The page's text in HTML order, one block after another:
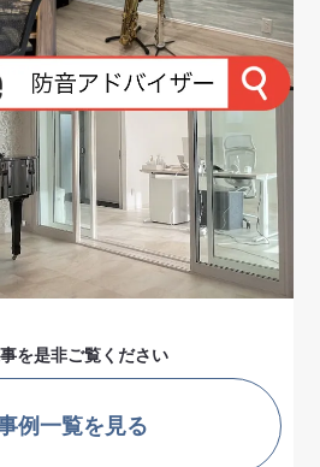
を是非ご覧ください
例一覧を見る